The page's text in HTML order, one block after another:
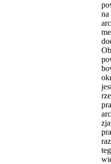
na